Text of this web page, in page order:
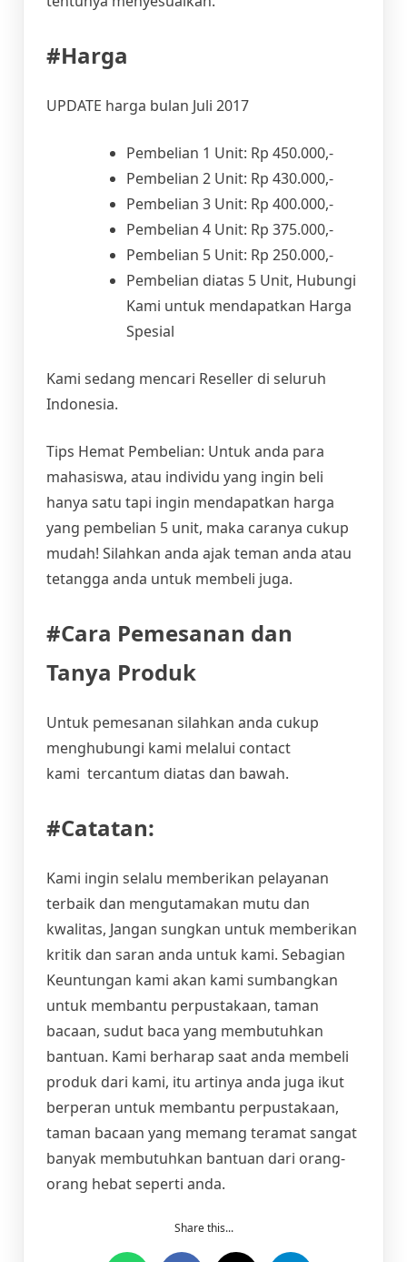
#Harga
UPDATE harga bulan Juli 2017
Pembelian 1 Unit: Rp 450.000,-
Pembelian 2 Unit: Rp 430.000,-
Pembelian 3 Unit: Rp 400.000,-
Pembelian 4 Unit: Rp 375.000,-
Pembelian 5 Unit: Rp 250.000,-
Pembelian diatas 5 Unit, Hubungi
Kami untuk mendapatkan Harga
Spesial
Kami sedang mencari Reseller di seluruh
Indonesia.
Tips Hemat Pembelian: Untuk anda para
mahasiswa, atau individu yang ingin beli
hanya satu tapi ingin mendapatkan harga
yang pembelian 5 unit, maka caranya cukup
mudah! Silahkan anda ajak teman anda atau
tetangga anda untuk membeli juga.
#Cara Pemesanan dan
Tanya Produk
Untuk pemesanan silahkan anda cukup
menghubungi kami melalui contact
kami tercantum diatas dan bawah.
#Catatan:
Kami ingin selalu memberikan pelayanan
terbaik dan mengutamakan mutu dan
kwalitas, Jangan sungkan untuk memberikan
kritik dan saran anda untuk kami. Sebagian
Keuntungan kami akan kami sumbangkan
untuk membantu perpustakaan, taman
bacaan, sudut baca yang membutuhkan
bantuan. Kami berharap saat anda membeli
produk dari kami, itu artinya anda juga ikut
berperan untuk membantu perpustakaan,
taman bacaan yang memang teramat sangat
banyak membutuhkan bantuan dari orang-
orang hebat seperti anda.
Share this...